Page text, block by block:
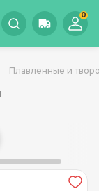
0
Плавленные и